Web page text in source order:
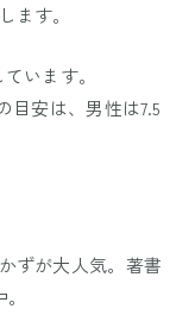
ます。
ています。
目安は、男性は7.5
ずが大人気。著書